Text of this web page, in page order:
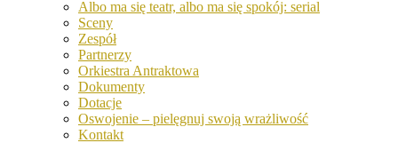
Albo ma się teatr, albo ma się spokój: serial
Sceny
Zespół
Partnerzy
Orkiestra Antraktowa
Dokumenty
Dotacje
Oswojenie – pielęgnuj swoją wrażliwość
Kontakt